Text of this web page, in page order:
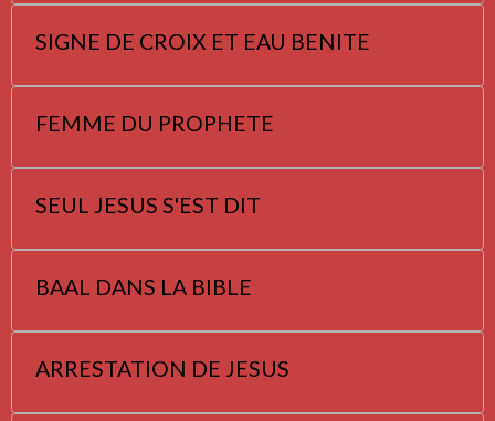
SIGNE DE CROIX ET EAU BENITE
FEMME DU PROPHETE
SEUL JESUS S'EST DIT
BAAL DANS LA BIBLE
ARRESTATION DE JESUS